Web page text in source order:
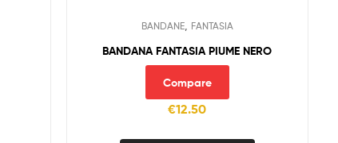
BANDANE, FANTASIA
BANDANA FANTASIA PIUME NERO
Compare
€12.50